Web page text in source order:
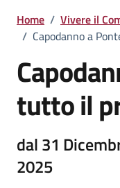
Home / Vivere il
/ Capodanno a
tutto il
dal 31
2025